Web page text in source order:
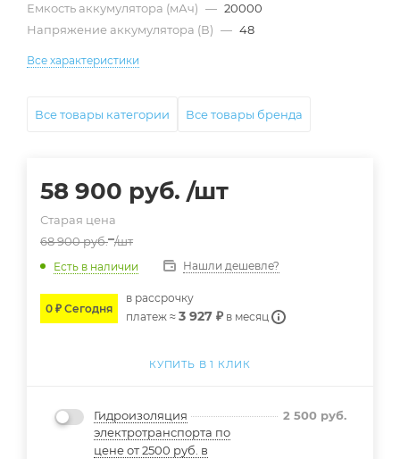
Емкость аккумулятора (мАч) — 20000
Напряжение аккумулятора (В) — 48
Все характеристики
Все товары категории Все товары бренда
58 900 руб. /шт
Старая цена
68 900руб. /шт
Есть в наличии Нашли дешевле?
0 ₽ Сегодня
в расcрочку
платеж ≈ 3 927 ₽ в месяц
КУПИТЬ В 1 КЛИК
Гидроизоляция
электротранспорта по
цене от 2500 руб. в
2 500 руб.